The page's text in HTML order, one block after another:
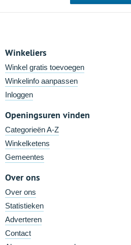
Winkeliers
Winkel gratis toevoegen
Winkelinfo aanpassen
Inloggen
Openingsuren vinden
Categorieën A-Z
Winkelketens
Gemeentes
Over ons
Over ons
Statistieken
Adverteren
Contact